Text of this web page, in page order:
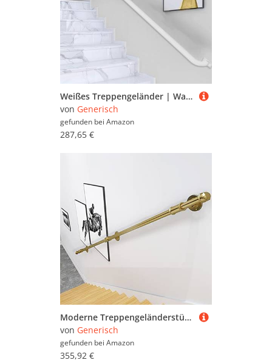
Weißes Treppengeländer | Wandmontage für Innen- und Außentreppen | Sichere Stützstange 80 cm bis 6 m Länge verstellbar für Flure und Treppen
von Generisch
gefunden bei Amazon
287,65 €
Moderne Treppengeländerstütze – Goldfarbene Metallgeländer für Innen- und Außentreppen – Sicherheitsschiene 60 cm bis 300 cm – stilvolle il für Zuhause und Büro
von Generisch
gefunden bei Amazon
355,92 €